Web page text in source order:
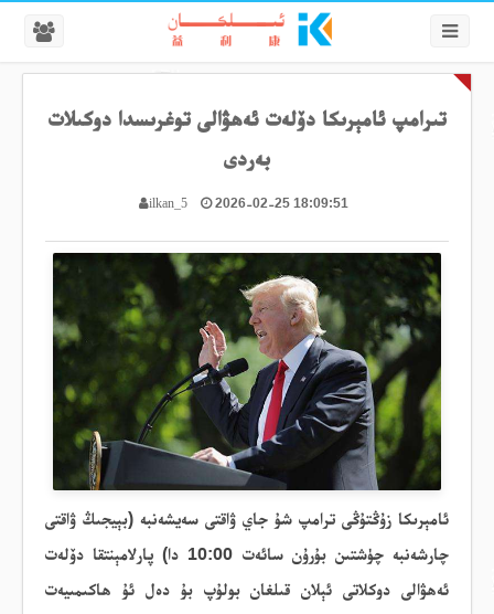
تىرامپ ئامېرىكا دۆلەت ئەھۋالى توغرىسدا دوكىلات
بەردى
ilkan_5 2026-02-25 18:09:51
ئامېرىكا زۇڭتۇڭى ترامپ شۇ جاي ۋاقتى سەيشەنبە (بېيجىڭ ۋاقتى
چارشەنبە چۈشتىن بۇرۇن سائەت 10:00 دا) پارلامېنتقا دۆلەت
ئەھۋالى دوكلاتى ئېلان قىلغان بولۇپ بۇ دەل ئۇ ھاكىمىيەت